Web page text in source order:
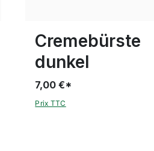
Cremebürste
dunkel
7,00 €*
Prix TTC